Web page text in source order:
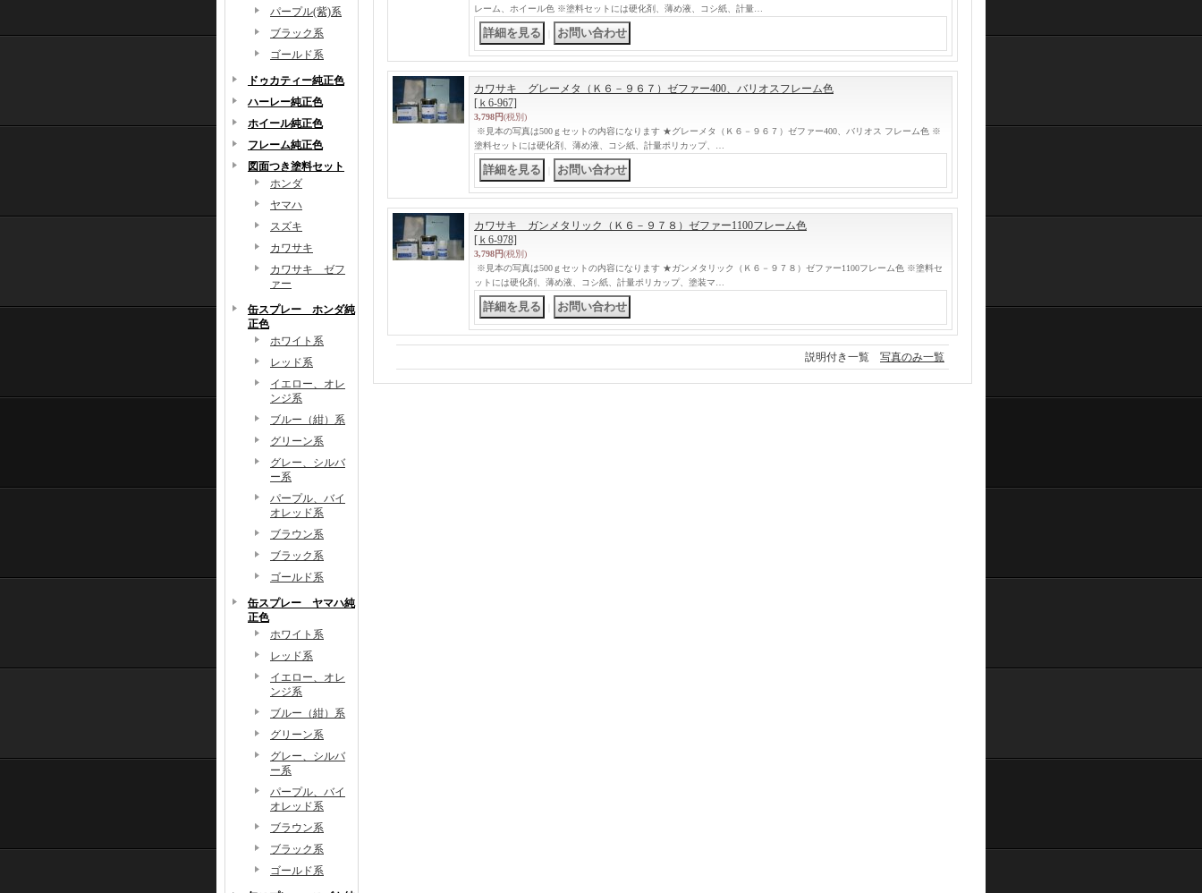
パープル(紫)系
ブラック系
ゴールド系
ドゥカティー純正色
ハーレー純正色
ホイール純正色
フレーム純正色
図面つき塗料セット
ホンダ
ヤマハ
スズキ
カワサキ
カワサキ ゼフ
ァー
缶スプレー ホンダ純
正色
ホワイト系
レッド系
イエロー、オレ
ンジ系
ブルー（紺）系
グリーン系
グレー、シルバ
ー系
パープル、バイ
オレッド系
ブラウン系
ブラック系
ゴールド系
缶スプレー ヤマハ純
正色
ホワイト系
レッド系
イエロー、オレ
ンジ系
ブルー（紺）系
グリーン系
グレー、シルバ
ー系
パープル、バイ
オレッド系
ブラウン系
ブラック系
ゴールド系
レーム、ホイール色 ※塗料セットには硬化剤、薄め液、コシ紙、計量…
カワサキ グレーメタ（Ｋ６－９６７）ゼファー400、バリオスフレーム色
[ｋ6-967]
3,798円(税別)
※見本の写真は500ｇセットの内容になります ★グレーメタ（Ｋ６－９６７）ゼファー400、バリオス フレーム色 ※
塗料セットには硬化剤、薄め液、コシ紙、計量ポリカップ、…
カワサキ ガンメタリック（Ｋ６－９７８）ゼファー1100フレーム色
[ｋ6-978]
3,798円(税別)
※見本の写真は500ｇセットの内容になります ★ガンメタリック（Ｋ６－９７８）ゼファー1100フレーム色 ※塗料セ
ットには硬化剤、薄め液、コシ紙、計量ポリカップ、塗装マ…
説明付き一覧 写真のみ一覧